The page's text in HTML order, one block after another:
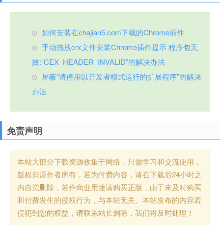
如何安装在chajian5.com下载的Chrome插件
手动拖放crx文件安装Chrome插件提示 程序包无
效:“CEX_HEADER_INVALID”的解决办法
屏蔽“请停用以开发者模式运行的扩展程序”的解决
办法
免责声明
本站大部分下载资源收集于网络，只做学习和交流使用，
版权归原作者所有，若为付费内容，请在下载后24小时之
内自觉删除，若作商业用途请购买正版，由于未及时购买
和付费发生的侵权行为，与本站无关。本站发布的内容若
侵犯到您的权益，请联系站长删除，我们将及时处理！